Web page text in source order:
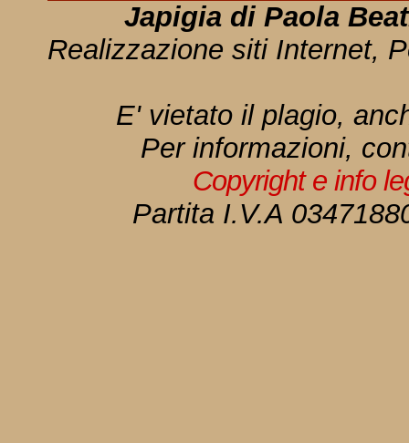
Japigia di Paola
Realizzazione siti Internet,
E' vietato il plagio,
Per informazioni,
Copyright e info
Partita I.V.A